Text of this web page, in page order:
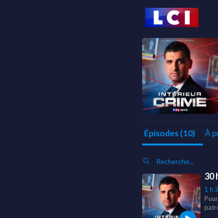
Épisodes (10) À
30
1 h
et